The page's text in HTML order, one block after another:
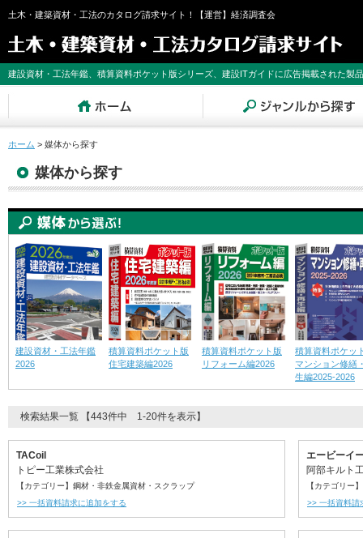
土木・建築資材・工法のカタログ請求サイト！【運営】経済調査会
建設資材・工法年鑑、積算資料ポケット版シリーズ、建設ITガイドに広告掲載された製
ホーム > 媒体から探す
媒体から探す
建設資材・工法年鑑
2026
積算資料ポケット版
住宅建築編2026
積算資料ポケット版
リフォーム編2026
積算資料ポケッ
マンション修繕
生編2025-2026
検索結果一覧 【443件中 1-20件を表示】
TACoil
トピー工業株式会社
【カテゴリー】鋼材・非鉄金属資材・スクラップ
>> 一括資料請求に追加をする
エービーイ
阿部キルト
【カテゴリー
>> 一括資料請